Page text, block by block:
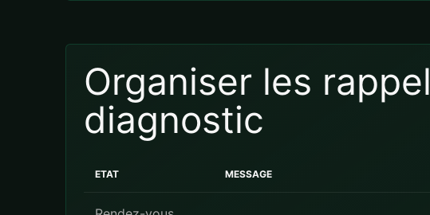
Organiser les
diagnostic
ETAT MESSAGE